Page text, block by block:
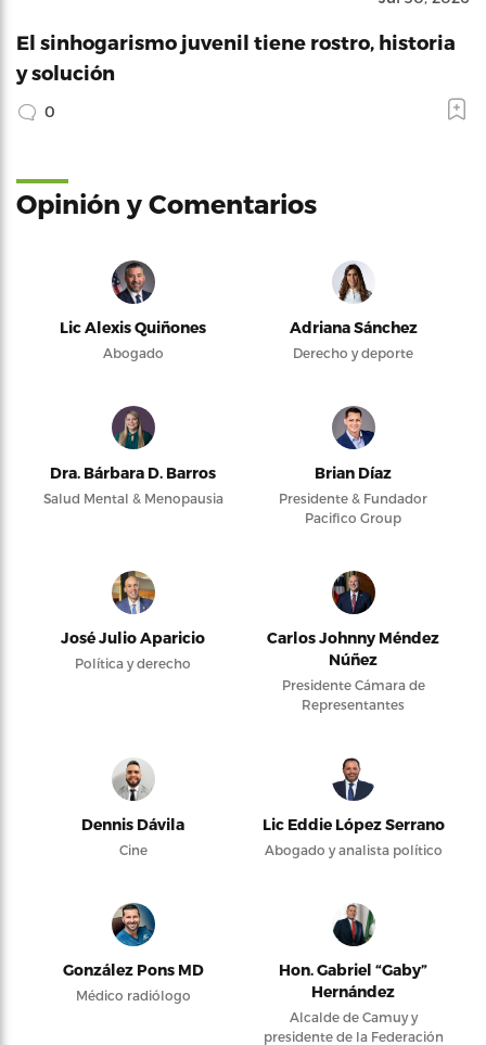
El sinhogarismo juvenil tiene rostro, historia
y solución
0
Opinión y Comentarios
Lic Alexis Quiñones
Abogado
Adriana Sánchez
Derecho y deporte
Dra. Bárbara D. Barros
Salud Mental & Menopausia
Brian Díaz
Presidente & Fundador
Pacifico Group
José Julio Aparicio
Política y derecho
Carlos Johnny Méndez
Núñez
Presidente Cámara de
Representantes
Dennis Dávila
Cine
Lic Eddie López Serrano
Abogado y analista político
González Pons MD
Médico radiólogo
Hon. Gabriel “Gaby”
Hernández
Alcalde de Camuy y
presidente de la Federación